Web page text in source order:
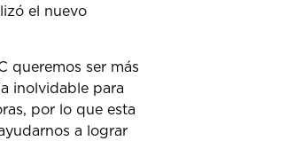
el nuevo
queremos ser más
inolvidable para
por lo que esta
a lograr